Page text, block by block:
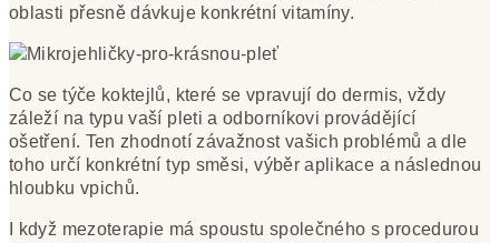
oblasti přesně dávkuje konkrétní vitamíny.
Co se týče koktejlů, které se vpravují do dermis, vždy
záleží na typu vaší pleti a odborníkovi provádějící
ošetření. Ten zhodnotí závažnost vašich problémů a dle
toho určí konkrétní typ směsi, výběr aplikace a následnou
hloubku vpichů.
I když mezoterapie má spoustu společného s procedurou